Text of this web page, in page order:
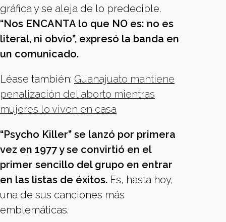
gráfica y se aleja de lo predecible.
“Nos ENCANTA lo que NO es: no es
literal, ni obvio”, expresó la banda en
un comunicado.
Léase también: Guanajuato mantiene
penalización del aborto mientras
mujeres lo viven en casa
“Psycho Killer” se lanzó por primera
vez en 1977 y se convirtió en el
primer sencillo del grupo en entrar
en las listas de éxitos. Es, hasta hoy,
una de sus canciones más
emblemáticas.